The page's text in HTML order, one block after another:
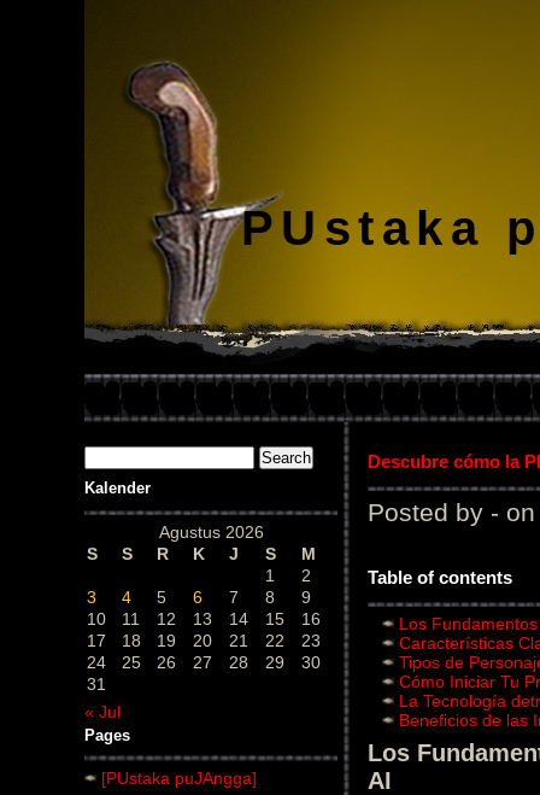
PUstaka
Kalender
Agustus 2026
S
S R K J S
M
1
2
3
4 5 6 7 8
9
10
11 12 13 14 15
16
17
18 19 20 21 22
23
24
25 26 27 28 29
30
31
« Jul
Pages
[PUstaka puJAngga]
Descubre cómo la
Posted by - on
Table of contents
Los
Características
Tipos de
Cómo Iniciar Tu
La Tecnología
Beneficios de las
Los
AI